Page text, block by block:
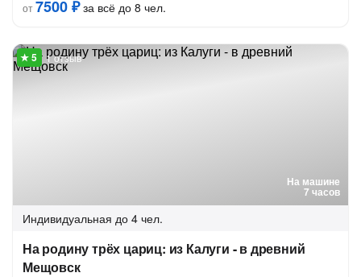
от7500 ₽за всё до 8 чел.
На машине
7 часов
1 отзыв
Индивидуальная до 4 чел.
На родину трёх цариц: из Калуги - в древний
Мещовск